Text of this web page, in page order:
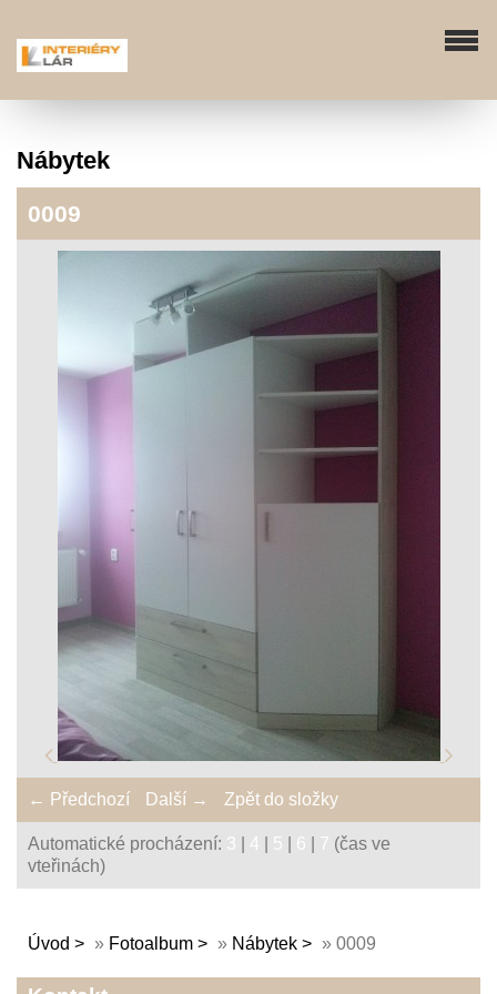
Nábytek
0009
← Předchozí Další → Zpět do složky
Automatické procházení: 3 4 5 6 7 (čas ve
vteřinách)
Úvod » Fotoalbum » Nábytek » 0009